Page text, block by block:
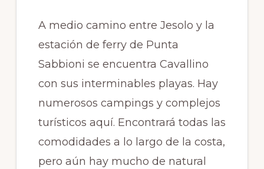
A medio camino entre Jesolo y la
estación de ferry de Punta
Sabbioni se encuentra Cavallino
con sus interminables playas. Hay
numerosos campings y complejos
turísticos aquí. Encontrará todas las
comodidades a lo largo de la costa,
pero aún hay mucho de natural